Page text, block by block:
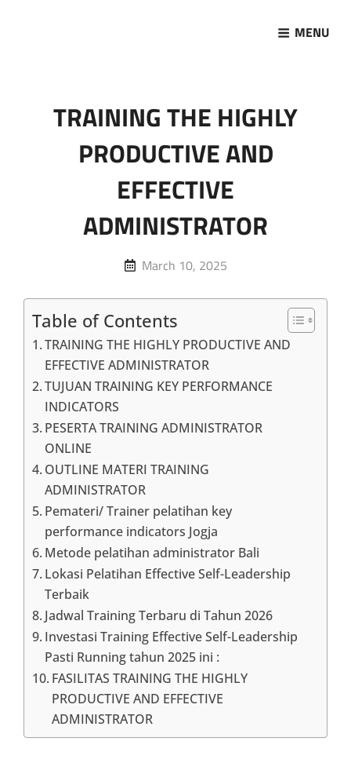
MENU
TRAINING THE HIGHLY
PRODUCTIVE AND
EFFECTIVE
ADMINISTRATOR
Posted
March 10, 2025
Table of Contents
TRAINING THE HIGHLY PRODUCTIVE AND
EFFECTIVE ADMINISTRATOR
TUJUAN TRAINING KEY PERFORMANCE
INDICATORS
PESERTA TRAINING ADMINISTRATOR
ONLINE
OUTLINE MATERI TRAINING
ADMINISTRATOR
Pemateri/ Trainer pelatihan key
performance indicators Jogja
Metode pelatihan administrator Bali
Lokasi Pelatihan Effective Self-Leadership
Terbaik
Jadwal Training Terbaru di Tahun 2026
Investasi Training Effective Self-Leadership
Pasti Running tahun 2025 ini :
FASILITAS TRAINING THE HIGHLY
PRODUCTIVE AND EFFECTIVE
ADMINISTRATOR